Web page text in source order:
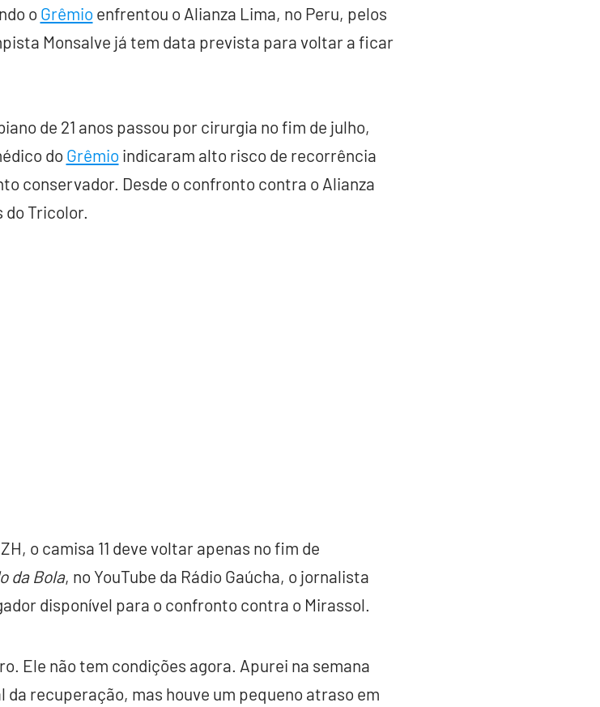
o Grêmio enfrentou o Alianza Lima, no Peru, pelos
Monsalve já tem data prevista para voltar a ficar
de 21 anos passou por cirurgia no fim de julho,
do Grêmio indicaram alto risco de recorrência
conservador. Desde o confronto contra o Alianza
do Tricolor.
o camisa 11 deve voltar apenas no fim de
da Bola, no YouTube da Rádio Gaúcha, o jornalista
disponível para o confronto contra o Mirassol.
Ele não tem condições agora. Apurei na semana
recuperação, mas houve um pequeno atraso em